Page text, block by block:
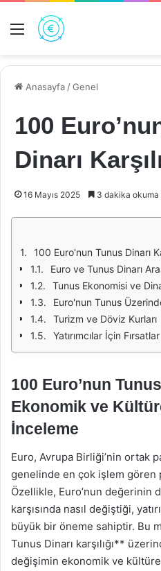
Menü
Anasayfa /Genel
100
Dinarı
16 Mayıs 2025 3 dakika okuma
100 Euro'nun Tunus Dinarı Karşılığı:
Euro ve Tunus Dinarı
Tunus Ekonomisi ve
Euro'nun Tunus
Turizm ve Döviz Kurları
Yatırımcılar İçin Fırsatlar
100 Euro’nun Tunus
Ekonomik ve
İnceleme
Euro, Avrupa Birliği’nin ortak
genelinde en çok işlem
Özellikle, Euro’nun değerinin
karşısında nasıl değiştiği,
büyük bir öneme sahiptir. Bu
Tunus Dinarı karşılığı**
değişimin ekonomik ve